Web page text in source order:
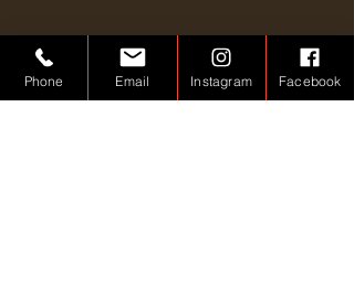
Phone Email Instagram Facebook